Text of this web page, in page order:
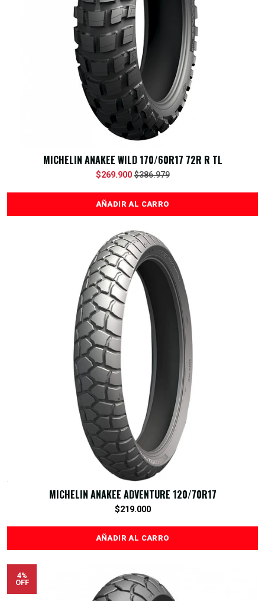
MICHELIN ANAKEE WILD 170/60R17 72R R TL
$269.900 $386.979
AÑADIR AL CARRO
MICHELIN ANAKEE ADVENTURE 120/70R17
$219.000
AÑADIR AL CARRO
4%
OFF